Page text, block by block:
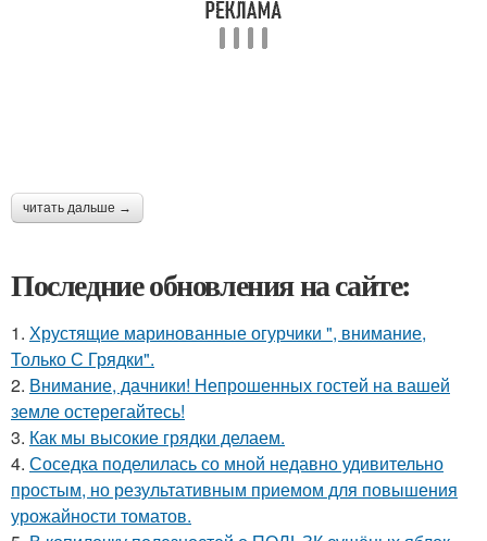
читать дальше →
Последние обновления на сайте:
1. Хрустящие маринованные огурчики ", внимание,
Только С Грядки".
2. Внимание, дачники! Непрошенных гостей на вашей
земле остерегайтесь!
3. Как мы высокие грядки делаем.
4. Соседка поделилась со мной недавно удивительно
простым, но результативным приемом для повышения
урожайности томатов.